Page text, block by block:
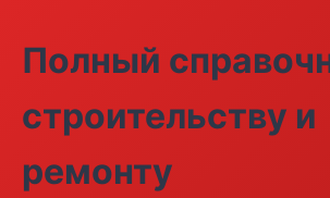
Полный
строительству и
ремонту